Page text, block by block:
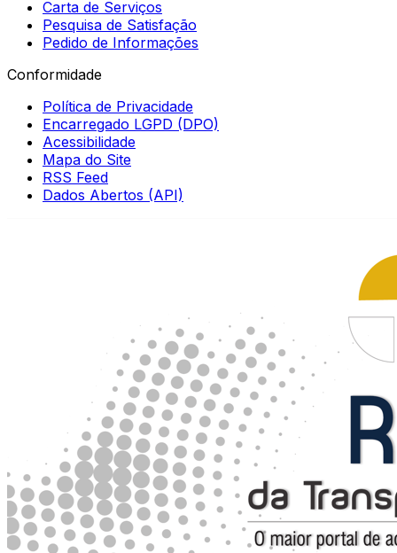
Carta de Serviços
Pesquisa de Satisfação
Pedido de Informações
Conformidade
Política de Privacidade
Encarregado LGPD (DPO)
Acessibilidade
Mapa do Site
RSS Feed
Dados Abertos (API)